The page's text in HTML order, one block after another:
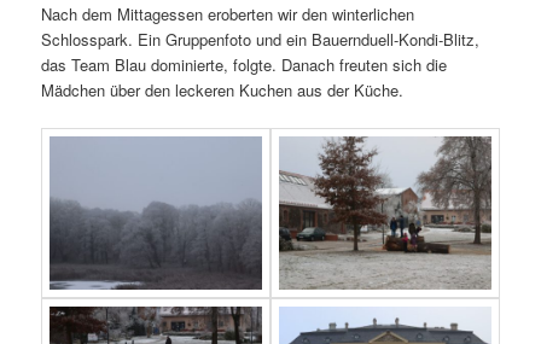
Nach dem Mittagessen eroberten wir den winterlichen
Schlosspark. Ein Gruppenfoto und ein Bauernduell-Kondi-Blitz,
das Team Blau dominierte, folgte. Danach freuten sich die
Mädchen über den leckeren Kuchen aus der Küche.